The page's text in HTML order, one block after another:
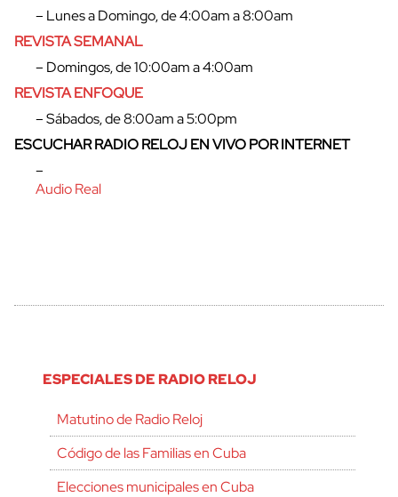
– Lunes a Domingo, de 4:00am a 8:00am
REVISTA SEMANAL
– Domingos, de 10:00am a 4:00am
REVISTA ENFOQUE
– Sábados, de 8:00am a 5:00pm
ESCUCHAR RADIO RELOJ EN VIVO POR INTERNET
–
Audio Real
ESPECIALES DE RADIO RELOJ
Matutino de Radio Reloj
Código de las Familias en Cuba
Elecciones municipales en Cuba